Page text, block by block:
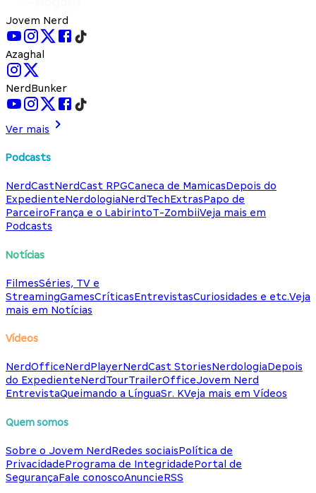
Jovem Nerd
Azaghal
NerdBunker
Ver mais
Podcasts
NerdCastNerdCast RPGCaneca de MamicasDepois do
ExpedienteNerdologiaNerdTechExtrasPapo de
ParceiroFrança e o LabirintoT-ZombiiVeja mais em
Podcasts
Notícias
FilmesSéries, TV e
StreamingGamesCríticasEntrevistasCuriosidades e etc.Veja
mais em Notícias
Vídeos
NerdOfficeNerdPlayerNerdCast StoriesNerdologiaDepois
do ExpedienteNerdTourTrailerOfficeJovem Nerd
EntrevistaQueimando a LínguaSr. KVeja mais em Vídeos
Quem somos
Sobre o Jovem NerdRedes sociaisPolítica de
PrivacidadePrograma de IntegridadePortal de
SegurançaFale conoscoAnuncieRSS